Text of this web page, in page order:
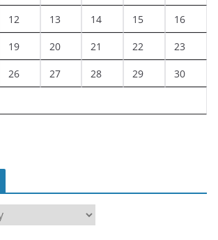
12 13 14 15 16
19 20 21 22 23
26 27 28 29 30